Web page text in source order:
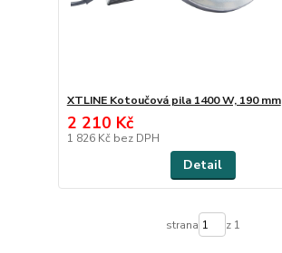
XTLINE Kotoučová pila 1400 W, 190 mm
2 210 Kč
1 826 Kč bez DPH
Detail
strana z 1